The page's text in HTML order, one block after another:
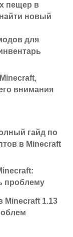
пещер в
новый
для
внимания
гайд по
в Minecraft
проблему
Minecraft 1.13